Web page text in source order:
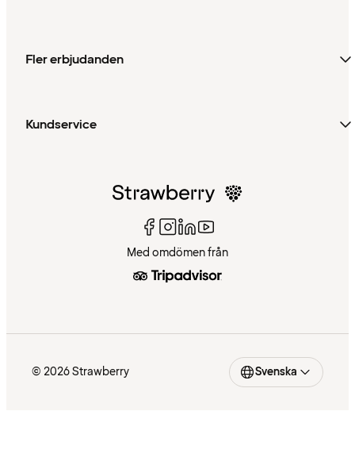
Fler erbjudanden
Kundservice
Med omdömen från
© 2026 Strawberry Svenska